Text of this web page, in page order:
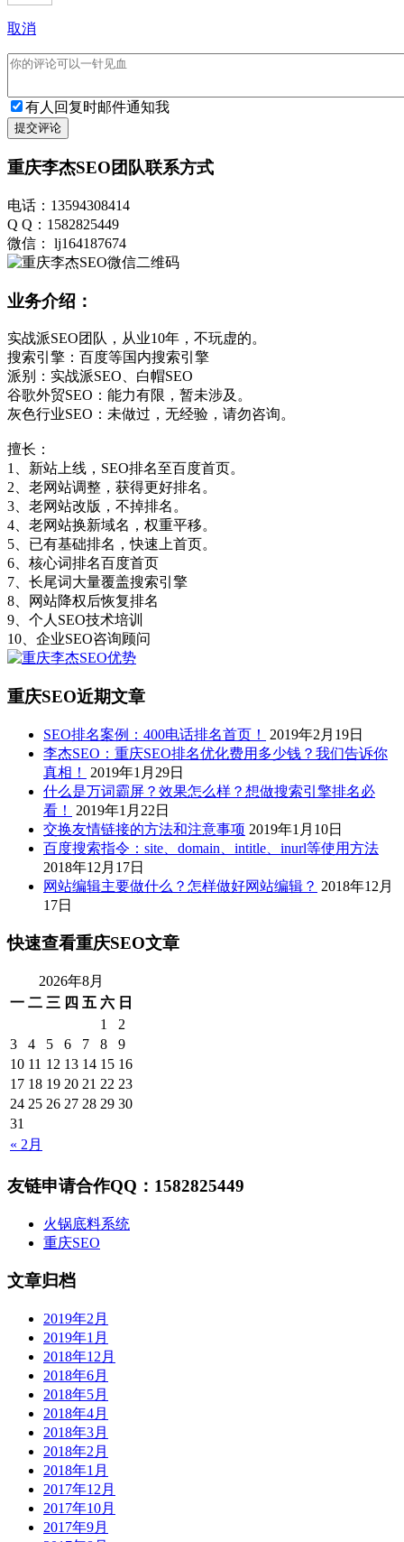
取消
有人回复时邮件通知我
提交评论
重庆李杰SEO团队联系方式
电话：13594308414
Q Q：1582825449
微信： lj164187674
业务介绍：
实战派SEO团队，从业10年，不玩虚的。
搜索引擎：百度等国内搜索引擎
派别：实战派SEO、白帽SEO
谷歌外贸SEO：能力有限，暂未涉及。
灰色行业SEO：未做过，无经验，请勿咨询。
擅长：
1、新站上线，SEO排名至百度首页。
2、老网站调整，获得更好排名。
3、老网站改版，不掉排名。
4、老网站换新域名，权重平移。
5、已有基础排名，快速上首页。
6、核心词排名百度首页
7、长尾词大量覆盖搜索引擎
8、网站降权后恢复排名
9、个人SEO技术培训
10、企业SEO咨询顾问
重庆SEO近期文章
SEO排名案例：400电话排名首页！
2019年2月19日
李杰SEO：重庆SEO排名优化费用多少钱？我们告诉你
真相！
2019年1月29日
什么是万词霸屏？效果怎么样？想做搜索引擎排名必
看！
2019年1月22日
交换友情链接的方法和注意事项 2019年1月10日
百度搜索指令：site、domain、intitle、inurl等使用方法
2018年12月17日
网站编辑主要做什么？怎样做好网站编辑？ 2018年12月
17日
快速查看重庆SEO文章
2026年8月
一 二 三 四 五 六 日
« 2月
1
2
3
4 5 6 7 8
9
10 11 12 13 14 15 16
17 18 19 20 21 22 23
24 25 26 27 28 29 30
31
友链申请合作QQ：1582825449
火锅底料系统
重庆SEO
文章归档
2019年2月
2019年1月
2018年12月
2018年6月
2018年5月
2018年4月
2018年3月
2018年2月
2018年1月
2017年12月
2017年10月
2017年9月